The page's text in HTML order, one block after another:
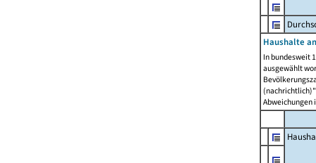
Haushalte
In bundesweit
ausgewählt
Abweichungen